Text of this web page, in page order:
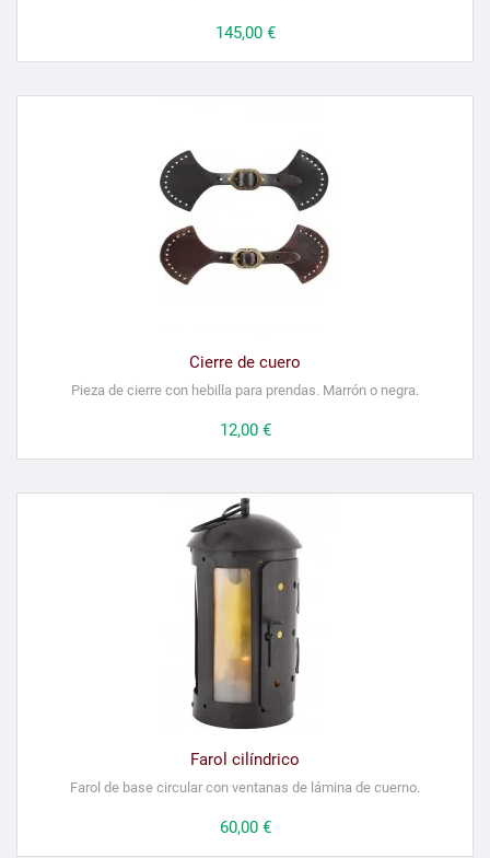
Precio
145,00 €
Cierre de cuero
Pieza de cierre con hebilla para prendas. Marrón o negra.
Precio
12,00 €
Farol cilíndrico
Farol de base circular con ventanas de lámina de cuerno.
Precio
60,00 €